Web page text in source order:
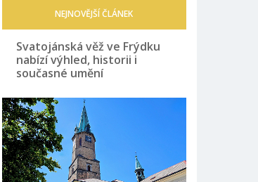
NEJNOVĚJŠÍ ČLÁNEK
Svatojánská věž ve Frýdku
nabízí výhled, historii i
současné umění